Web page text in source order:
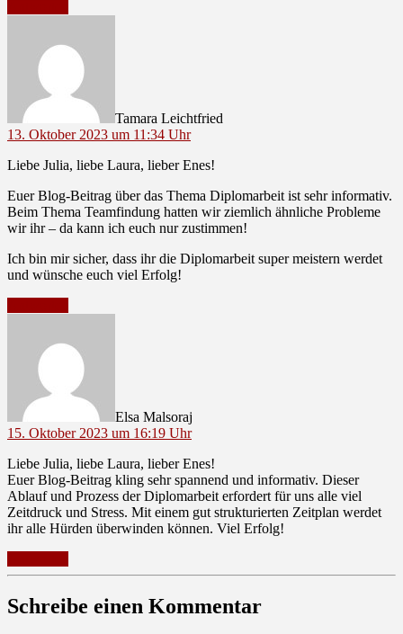
Tamara Leichtfried
13. Oktober 2023 um 11:34 Uhr
Liebe Julia, liebe Laura, lieber Enes!
Euer Blog-Beitrag über das Thema Diplomarbeit ist sehr informativ.
Beim Thema Teamfindung hatten wir ziemlich ähnliche Probleme
wir ihr – da kann ich euch nur zustimmen!
Ich bin mir sicher, dass ihr die Diplomarbeit super meistern werdet
und wünsche euch viel Erfolg!
Elsa Malsoraj
15. Oktober 2023 um 16:19 Uhr
Liebe Julia, liebe Laura, lieber Enes!
Euer Blog-Beitrag kling sehr spannend und informativ. Dieser
Ablauf und Prozess der Diplomarbeit erfordert für uns alle viel
Zeitdruck und Stress. Mit einem gut strukturierten Zeitplan werdet
ihr alle Hürden überwinden können. Viel Erfolg!
Schreibe einen Kommentar